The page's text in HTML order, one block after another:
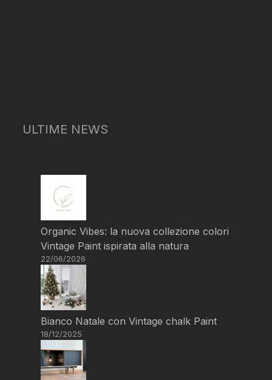
ULTIME NEWS
Organic Vibes: la nuova collezione colori
Vintage Paint ispirata alla natura
22/06/2026
Bianco Natale con Vintage chalk Paint
18/12/2025